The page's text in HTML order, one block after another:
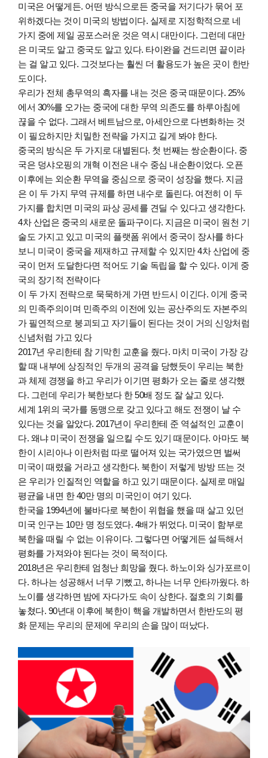
미국은 어떻게든. 어떤 방식으로든 중국을 저기다가 묶어 포
위하겠다는 것이 미국의 방법이다. 실제로 지정학적으로 네
가지 중에 제일 공포스러운 것은 역시 대만이다. 그런데 대만
은 미국도 알고 중국도 알고 있다. 타이완을 건드리면 끝이라
는 걸 알고 있다. 그것보다는 훨씬 더 활용도가 높은 곳이 한반
도이다.
우리가 전체 총무역의 흑자를 내는 것은 중국 때문이다. 25%
에서 30%를 오가는 중국에 대한 무역 의존도를 하루아침에
끊을 수 없다. 그래서 베트남으로, 아세안으로 다변화하는 것
이 필요하지만 치밀한 전략을 가지고 길게 봐야 한다.
중국의 방식은 두 가지로 대별된다. 첫 번째는 쌍순환이다. 중
국은 덩샤오핑의 개혁 이전은 내수 중심 내순환이었다. 오픈
이후에는 외순환 무역을 중심으로 중국이 성장을 했다. 지금
은 이 두 가지 무역 규제를 하면 내수로 돌린다. 여전히 이 두
가지를 합치면 미국의 파상 공세를 견딜 수 있다고 생각한다.
4차 산업은 중국의 새로운 돌파구이다. 지금은 미국이 원천 기
술도 가지고 있고 미국의 플랫폼 위에서 중국이 장사를 하다
보니 미국이 중국을 제재하고 규제할 수 있지만 4차 산업에 중
국이 먼저 도달한다면 적어도 기술 독립을 할 수 있다. 이게 중
국의 장기적 전략이다
이 두 가지 전략으로 묵묵하게 가면 반드시 이긴다. 이게 중국
의 민족주의이며 민족주의 이전에 있는 공산주의도 자본주의
가 필연적으로 붕괴되고 자기들이 된다는 것이 거의 신앙처럼
신념처럼 가고 있다
2017년 우리한테 참 기막힌 교훈을 줬다. 마치 미국이 가장 강
할 때 내부에 상징적인 두개의 공격을 당했듯이 우리는 북한
과 체제 경쟁을 하고 우리가 이기면 평화가 오는 줄로 생각했
다. 그런데 우리가 북한보다 한 50배 정도 잘 살고 있다.
세계 1위의 국가를 동맹으로 갖고 있다고 해도 전쟁이 날 수
있다는 것을 알았다. 2017년이 우리한테 준 역설적인 교훈이
다. 왜냐 미국이 전쟁을 일으킬 수도 있기 때문이다. 아마도 북
한이 시리아나 이란처럼 따로 떨어져 있는 국가였으면 벌써
미국이 때렸을 거라고 생각한다. 북한이 저렇게 방방 뜨는 것
은 우리가 인질적인 역할을 하고 있기 때문이다. 실제로 매일
평균을 내면 한 40만 명의 미국인이 여기 있다.
한국을 1994년에 불바다로 북한이 위협을 했을 때 살고 있던
미국 인구는 10만 명 정도였다. 4배가 뛰었다. 미국이 함부로
북한을 때릴 수 없는 이유이다. 그렇다면 어떻게든 설득해서
평화를 가져와야 된다는 것이 목적이다.
2018년은 우리한테 엄청난 희망을 줬다. 하노이와 싱가포르이
다. 하나는 성공해서 너무 기뻤고, 하나는 너무 안타까웠다. 하
노이를 생각하면 밤에 자다가도 속이 상한다. 절호의 기회를
놓쳤다. 90년대 이후에 북한이 핵을 개발하면서 한반도의 평
화 문제는 우리의 문제에 우리의 손을 많이 떠났다.